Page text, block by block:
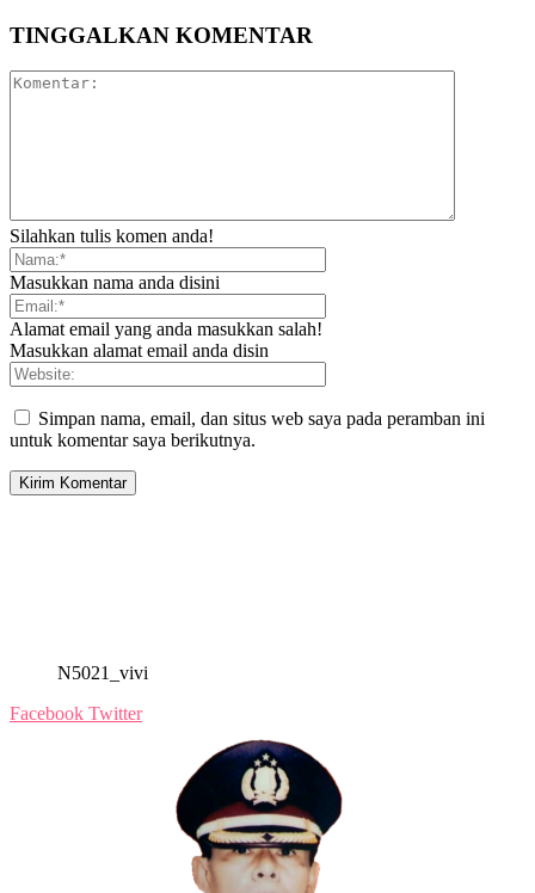
TINGGALKAN KOMENTAR
Silahkan tulis komen anda!
Masukkan nama anda disini
Alamat email yang anda masukkan salah!
Masukkan alamat email anda disin
Simpan nama, email, dan situs web saya pada peramban ini
untuk komentar saya berikutnya.
N5021_vivi
Facebook Twitter